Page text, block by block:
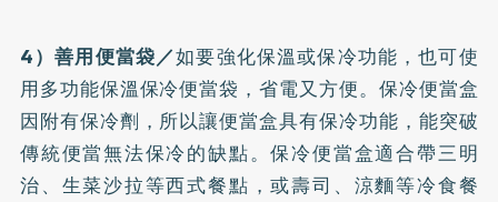
4）善用便當袋／如要強化保溫或保冷功能，也可使
用多功能保溫保冷便當袋，省電又方便。保冷便當盒
因附有保冷劑，所以讓便當盒具有保冷功能，能突破
傳統便當無法保冷的缺點。保冷便當盒適合帶三明
治、生菜沙拉等西式餐點，或壽司、涼麵等冷食餐